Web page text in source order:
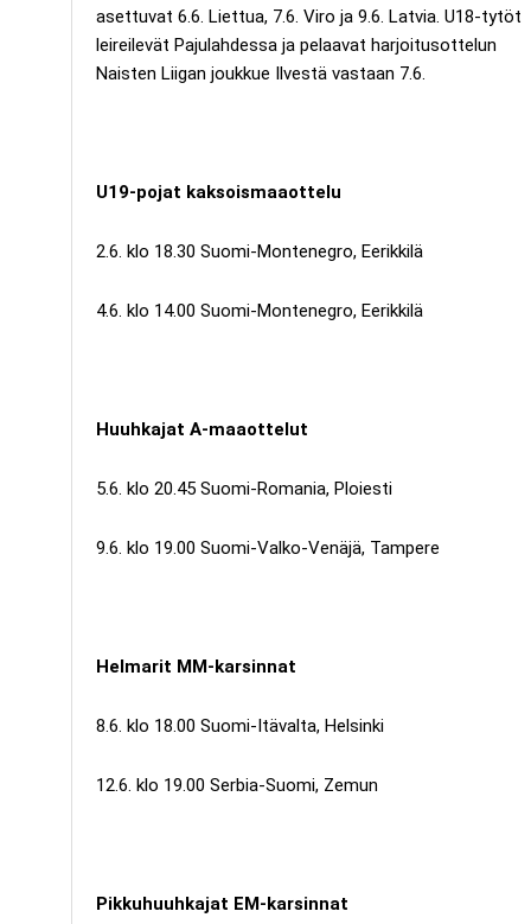
asettuvat 6.6. Liettua, 7.6. Viro ja 9.6. Latvia. U18-tytöt
leireilevät Pajulahdessa ja pelaavat harjoitusottelun
Naisten Liigan joukkue Ilvestä vastaan 7.6.
U19-pojat kaksoismaaottelu
2.6. klo 18.30 Suomi-Montenegro, Eerikkilä
4.6. klo 14.00 Suomi-Montenegro, Eerikkilä
Huuhkajat A-maaottelut
5.6. klo 20.45 Suomi-Romania, Ploiesti
9.6. klo 19.00 Suomi-Valko-Venäjä, Tampere
Helmarit MM-karsinnat
8.6. klo 18.00 Suomi-Itävalta, Helsinki
12.6. klo 19.00 Serbia-Suomi, Zemun
Pikkuhuuhkajat EM-karsinnat